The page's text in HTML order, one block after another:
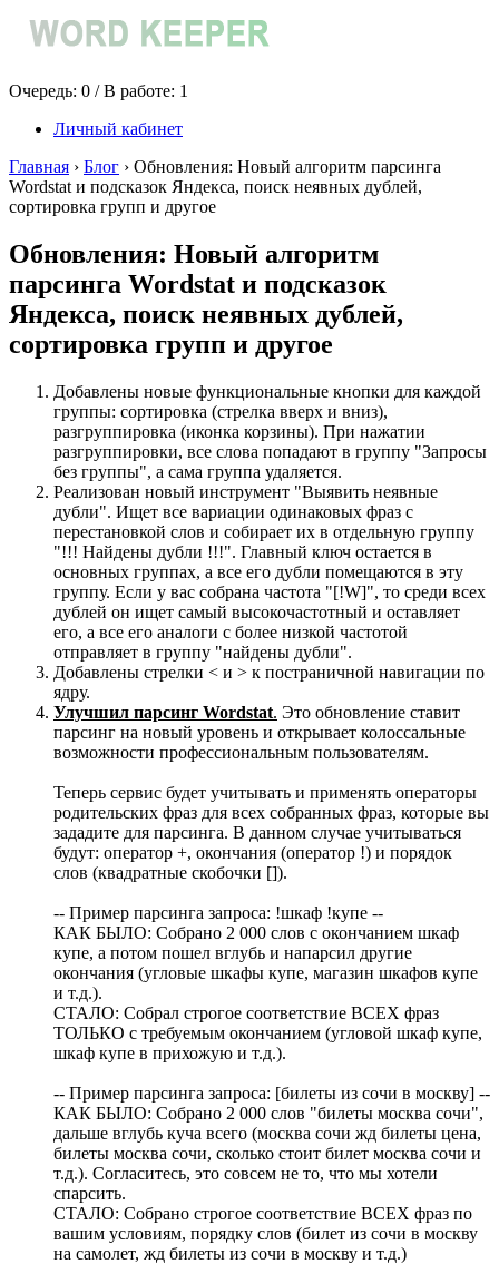
Очередь: 0 / В работе: 1
Личный кабинет
Главная › Блог › Обновления: Новый алгоритм парсинга
Wordstat и подсказок Яндекса, поиск неявных дублей,
сортировка групп и другое
Обновления: Новый алгоритм
парсинга Wordstat и подсказок
Яндекса, поиск неявных дублей,
сортировка групп и другое
Добавлены новые функциональные кнопки для каждой
группы: сортировка (стрелка вверх и вниз),
разгруппировка (иконка корзины). При нажатии
разгруппировки, все слова попадают в группу "Запросы
без группы", а сама группа удаляется.
Реализован новый инструмент "Выявить неявные
дубли". Ищет все вариации одинаковых фраз с
перестановкой слов и собирает их в отдельную группу
"!!! Найдены дубли !!!". Главный ключ остается в
основных группах, а все его дубли помещаются в эту
группу. Если у вас собрана частота "[!W]", то среди всех
дублей он ищет самый высокочастотный и оставляет
его, а все его аналоги с более низкой частотой
отправляет в группу "найдены дубли".
Добавлены стрелки < и > к постраничной навигации по
ядру.
Улучшил парсинг Wordstat. Это обновление ставит
парсинг на новый уровень и открывает колоссальные
возможности профессиональным пользователям.
Теперь сервис будет учитывать и применять операторы
родительских фраз для всех собранных фраз, которые вы
зададите для парсинга. В данном случае учитываться
будут: оператор +, окончания (оператор !) и порядок
слов (квадратные скобочки []).
-- Пример парсинга запроса: !шкаф !купе --
КАК БЫЛО: Собрано 2 000 слов с окончанием шкаф
купе, а потом пошел вглубь и напарсил другие
окончания (угловые шкафы купе, магазин шкафов купе
и т.д.).
СТАЛО: Собрал строгое соответствие ВСЕХ фраз
ТОЛЬКО с требуемым окончанием (угловой шкаф купе,
шкаф купе в прихожую и т.д.).
-- Пример парсинга запроса: [билеты из сочи в москву] --
КАК БЫЛО: Собрано 2 000 слов "билеты москва сочи",
дальше вглубь куча всего (москва сочи жд билеты цена,
билеты москва сочи, сколько стоит билет москва сочи и
т.д.). Согласитесь, это совсем не то, что мы хотели
спарсить.
СТАЛО: Собрано строгое соответствие ВСЕХ фраз по
вашим условиям, порядку слов (билет из сочи в москву
на самолет, жд билеты из сочи в москву и т.д.)